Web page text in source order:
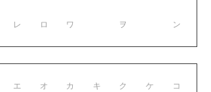
レ ロ ワ ヲ ン
エ オ カ キ ク ケ コ